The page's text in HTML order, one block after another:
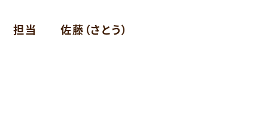
担当 佐藤（さとう）